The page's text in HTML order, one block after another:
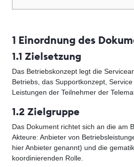
1 Einordnung des
1.1 Zielsetzung
Das Betriebskonzept legt die
Betriebs, das Supportkonzept,
Leistungen der Teilnehmer der
1.2 Zielgruppe
Das Dokument richtet sich an die am
Akteure: Anbieter von
hier Anbieter genannt) und die
koordinierenden Rolle.